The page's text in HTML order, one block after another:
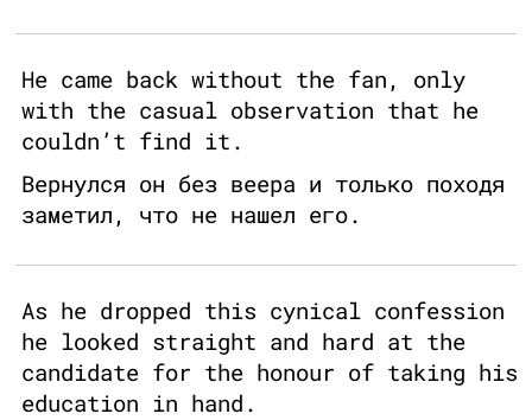
He came back without the fan, only
with the casual observation that he
couldn’t find it.
Вернулся он без веера и только походя
заметил, что не нашел его.
As he dropped this cynical confession
he looked straight and hard at the
candidate for the honour of taking his
education in hand.